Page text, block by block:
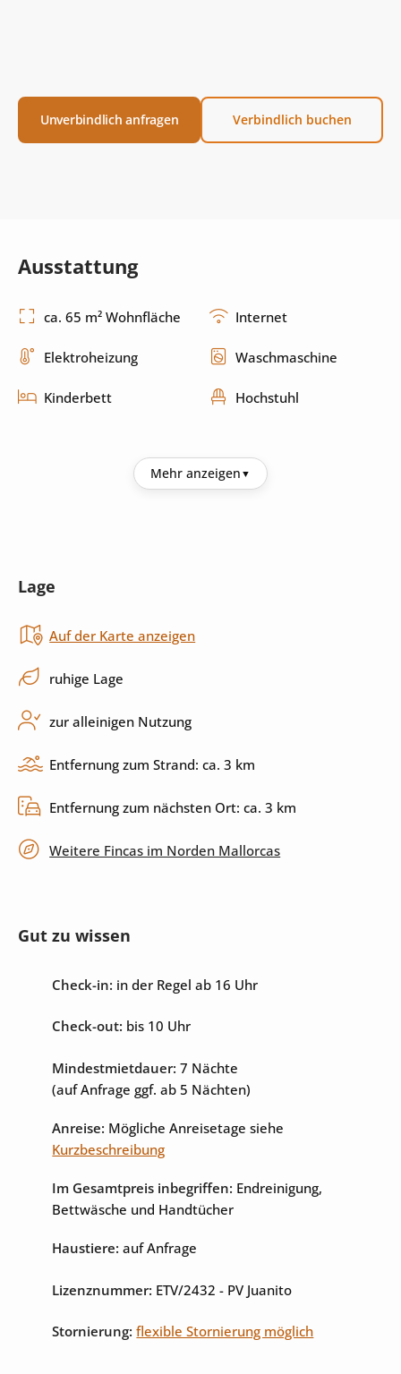
Unverbindlich anfragen Verbindlich buchen
Ausstattung
ca. 65 m² Wohnfläche Internet
Elektroheizung Waschmaschine
Kinderbett Hochstuhl
Toaster
Herd
Spülmaschine
Unterhaltung
Internet
Mehr anzeigen
Lage
Auf der Karte anzeigen
ruhige Lage
zur alleinigen Nutzung
Entfernung zum Strand: ca. 3 km
Entfernung zum nächsten Ort: ca. 3 km
Weitere Fincas im Norden Mallorcas
Gut zu wissen
Check-in: in der Regel ab 16 Uhr
Check-out: bis 10 Uhr
Mindestmietdauer: 7 Nächte
(auf Anfrage ggf. ab 5 Nächten)
Anreise: Mögliche Anreisetage siehe
Kurzbeschreibung
Im Gesamtpreis inbegriffen: Endreinigung,
Bettwäsche und Handtücher
Haustiere: auf Anfrage
Lizenznummer: ETV/2432 - PV Juanito
Stornierung: flexible Stornierung möglich